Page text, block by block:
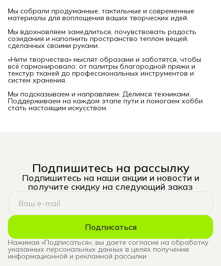
Мы собрали продуманные, тактильные и современные
материалы для воплощения ваших творческих идей.
Мы вдохновляем замедлиться, почувствовать радость
созидания и наполнить пространство теплом вещей,
сделанных своими руками.
«Нити творчества» мыслят образами и заботятся, чтобы
всё гармонировало: от палитры благородной пряжи и
текстур тканей до профессиональных инструментов и
систем хранения.
Мы подсказываем и направляем. Делимся техниками.
Поддерживаем на каждом этапе пути и помогаем хобби
стать настоящим искусством.
Подпишитесь на рассылку
Подпишитесь на наши акции и новости и
получите скидку на следующий заказ
Подписаться
Нажимая «Подписаться», вы даете согласие на обработку
указанных персональных данных в целях получения
информационной и рекламной рассылки